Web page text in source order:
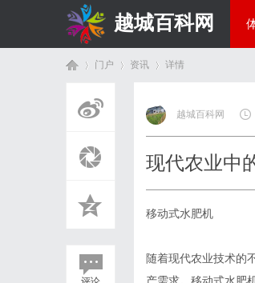
越城百科网
门户 资讯
›
详情
越城百科网
现代农业中
移动式水肥机
随着现代农业技术的